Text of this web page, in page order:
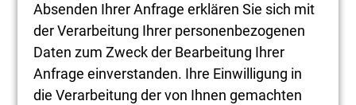
Absenden Ihrer Anfrage erklären Sie sich mit
der Verarbeitung Ihrer personenbezogenen
Daten zum Zweck der Bearbeitung Ihrer
Anfrage einverstanden. Ihre Einwilligung in
die Verarbeitung der von Ihnen gemachten